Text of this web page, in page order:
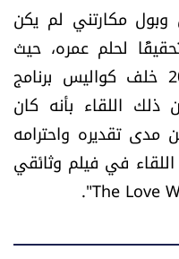
وبول مكارتني لم يكن
لحلم عمره، حيث
التقيا للمرّة الأولى عام 2001 خلف كواليس برنامج
اللقاء بأنه كان
مدى تقديره واحترامه
في فيلم وثائقي